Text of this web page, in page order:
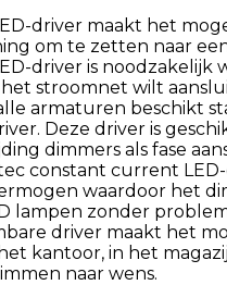
driver maakt het
om te zetten naar
driver is noodzakelijk
stroomnet wilt
armaturen beschikt
Deze driver is
dimmers als fase
constant current
waardoor het
lampen zonder
driver maakt het
kantoor, in het
naar wens.